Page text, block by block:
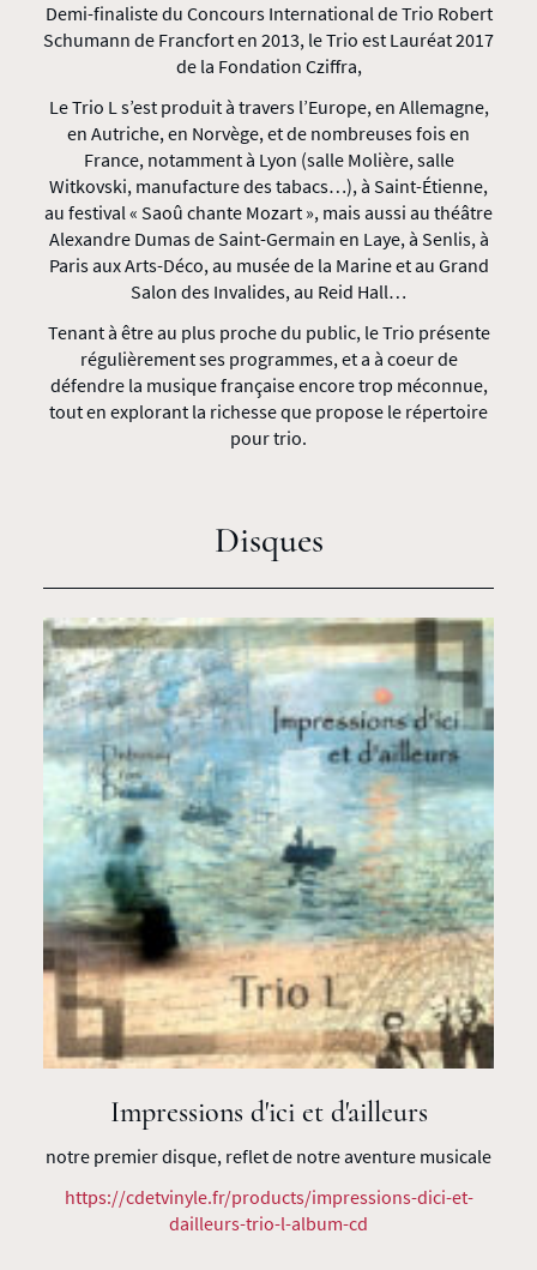
Demi-finaliste du Concours International de Trio Robert
Schumann de Francfort en 2013, le Trio est Lauréat 2017
de la Fondation Cziffra,
Le Trio L s’est produit à travers l’Europe, en Allemagne,
en Autriche, en Norvège, et de nombreuses fois en
France, notamment à Lyon (salle Molière, salle
Witkovski, manufacture des tabacs…), à Saint-Étienne,
au festival « Saoû chante Mozart », mais aussi au théâtre
Alexandre Dumas de Saint-Germain en Laye, à Senlis, à
Paris aux Arts-Déco, au musée de la Marine et au Grand
Salon des Invalides, au Reid Hall…
Tenant à être au plus proche du public, le Trio présente
régulièrement ses programmes, et a à coeur de
défendre la musique française encore trop méconnue,
tout en explorant la richesse que propose le répertoire
pour trio.
Disques
Impressions d'ici et d'ailleurs
notre premier disque, reflet de notre aventure musicale
https://cdetvinyle.fr/products/impressions-dici-et-
dailleurs-trio-l-album-cd